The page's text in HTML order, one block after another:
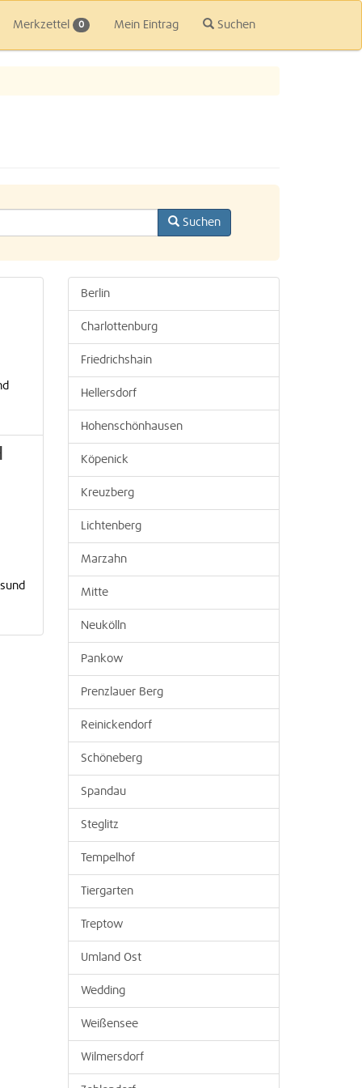
Merkzettel 0 Mein Eintrag Suchen
Suchen
Berlin
Charlottenburg
Friedrichshain
Hellersdorf
Hohenschönhausen
Köpenick
Kreuzberg
Lichtenberg
Marzahn
Mitte
Neukölln
Pankow
Prenzlauer Berg
Reinickendorf
Schöneberg
Spandau
Steglitz
Tempelhof
Tiergarten
Treptow
Umland Ost
Wedding
Weißensee
Wilmersdorf